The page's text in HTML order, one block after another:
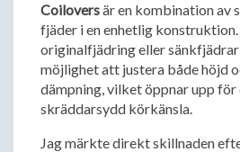
Coiloversär en kombination av
fjäder i en enhetlig
originalfjädring eller
möjlighet att justera både höjd
dämpning, vilket öppnar upp för
skräddarsydd körkänsla.
Jag märkte direkt skillnaden